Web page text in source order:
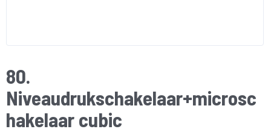
80.
Niveaudrukschakelaar+microsc
hakelaar cubic